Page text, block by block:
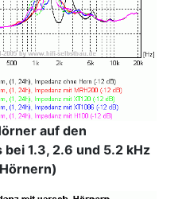
auf den
1.3, 2.6 und 5.2 kHz